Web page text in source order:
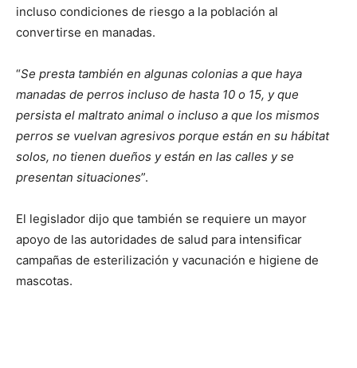
incluso condiciones de riesgo a la población al
convertirse en manadas.
“Se presta también en algunas colonias a que haya
manadas de perros incluso de hasta 10 o 15, y que
persista el maltrato animal o incluso a que los mismos
perros se vuelvan agresivos porque están en su hábitat
solos, no tienen dueños y están en las calles y se
presentan situaciones”.
El legislador dijo que también se requiere un mayor
apoyo de las autoridades de salud para intensificar
campañas de esterilización y vacunación e higiene de
mascotas.